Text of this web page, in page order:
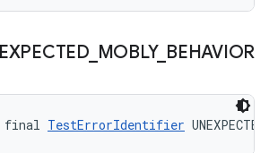
_ MOBLY_ BEHAVIOR
final TestErrorIdentifier